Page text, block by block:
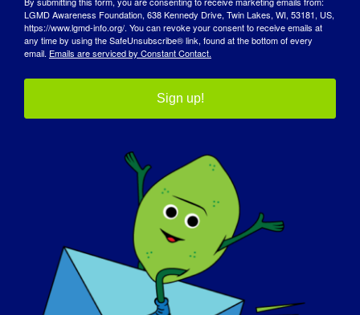
كيف أثرت عليك LGMD لتصبح الشخص الذي أنت
عليه اليوم:
لا يعني أن يكون المرء معاقاً جسدياً أن يكون معاقاً
إذا كان من الممكن "علاج" مرضك بالتهاب الغدد
اللمفاوية الروماتيزمية غدًا، فما هو أول شيء تريد
القيام به:
سأركض في سباق وأقفز من الفرح!
LGMD Awareness Foundation, 638 Kennedy Drive, Twin Lakes, WI, 53181, US,
https://www.lgmd-info.org/. You can revoke your consent to receive emails at
any time by using the SafeUnsubscribe® link, found at the bottom of every
email. Emails are serviced by Constant Contact.
Sign up!